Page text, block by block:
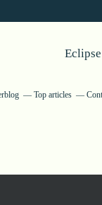
Top articles